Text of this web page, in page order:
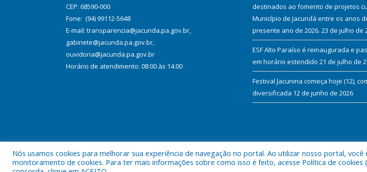
CEP: 68590-000
Fone: (94) 99112-5648
E-mail: transparencia@jacunda.pa.gov.br,
gabinete@jacunda.pa.gov.br,
ouvidoria@jacunda.pa.gov.br
Horário de atendimento: 08:00 às 14:00
destinados ao fomento de projetos
Município de Jacundá entre os anos
presente ano de 2026. 23 de julho de
ESF Alto Paraíso é reinaugurada e
em horário estendido 21 de julho de
Festival Jacunina começa hoje (12),
diversificada 12 de junho de 2026
Todos os direitos reservados a Prefeitura Municipal de Jacundá.
Nós usamos cookies para melhorar sua experiência de navegação no portal. Ao utilizar nosso portal,
monitoramento de cookies. Para ter mais informações sobre como isso é feito, acesse Política de cookies (